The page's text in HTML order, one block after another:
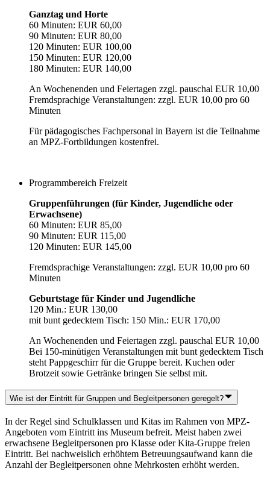
Ganztag und Horte
60 Minuten: EUR 60,00
90 Minuten: EUR 80,00
120 Minuten: EUR 100,00
150 Minuten: EUR 120,00
180 Minuten: EUR 140,00
An Wochenenden und Feiertagen zzgl. pauschal EUR 10,00
Fremdsprachige Veranstaltungen: zzgl. EUR 10,00 pro 60
Minuten
Für pädagogisches Fachpersonal in Bayern ist die Teilnahme
an MPZ-Fortbildungen kostenfrei.
Programmbereich Freizeit
Gruppenführungen (für Kinder, Jugendliche oder
Erwachsene)
60 Minuten: EUR 85,00
90 Minuten: EUR 115,00
120 Minuten: EUR 145,00
Fremdsprachige Veranstaltungen: zzgl. EUR 10,00 pro 60
Minuten
Geburtstage für Kinder und Jugendliche
120 Min.: EUR 130,00
mit bunt gedecktem Tisch: 150 Min.: EUR 170,00
An Wochenenden und Feiertagen zzgl. pauschal EUR 10,00
Bei 150-minütigen Veranstaltungen mit bunt gedecktem Tisch
steht Pappgeschirr für die Gruppe bereit. Kuchen oder
Brotzeit sowie Getränke bringen Sie selbst mit.
Wie ist der Eintritt für Gruppen und Begleitpersonen geregelt?
In der Regel sind Schulklassen und Kitas im Rahmen von MPZ-
Angeboten vom Eintritt ins Museum befreit. Meist haben zwei
erwachsene Begleitpersonen pro Klasse oder Kita-Gruppe freien
Eintritt. Bei nachweislich erhöhtem Betreuungsaufwand kann die
Anzahl der Begleitpersonen ohne Mehrkosten erhöht werden.